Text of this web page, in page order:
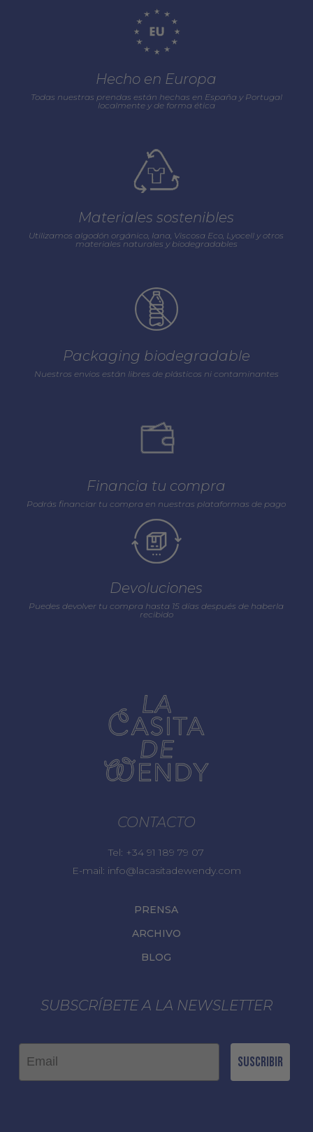
Hecho en Europa
Todas nuestras prendas están hechas en España y Portugal
localmente y de forma ética
Materiales sostenibles
Utilizamos algodón orgánico, lana, Viscosa Eco, Lyocell y otros
materiales naturales y biodegradables
Packaging biodegradable
Nuestros envios están libres de plásticos ni contaminantes
Financia tu compra
Podrás financiar tu compra en nuestras plataformas de pago
Devoluciones
Puedes devolver tu compra hasta 15 días después de haberla
recibido
CONTACTO
Tel: +34 91 189 79 07
E-mail: info@lacasitadewendy.com
PRENSA
ARCHIVO
BLOG
SUBSCRÍBETE A LA NEWSLETTER
Email
Suscribir